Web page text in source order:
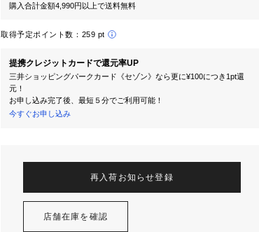
購入合計金額4,990円以上で送料無料
取得予定ポイント数： 259 pt
提携クレジットカードで還元率UP
三井ショッピングパークカード《セゾン》なら更に¥100につき1pt還
元！
お申し込み完了後、最短５分でご利用可能！
今すぐお申し込み
再入荷お知らせ登録
店舗在庫を確認